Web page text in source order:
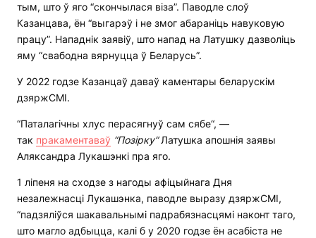
тым, што ў яго “скончылася віза”. Паводле слоў
Казанцава, ён “выгарэў і не змог абараніць навуковую
працу”. Нападнік заявіў, што напад на Латушку дазволіць
яму “свабодна вярнуцца ў Беларусь”.
У 2022 годзе Казанцаў даваў каментары беларускім
дзяржСМІ.
“Паталагічны хлус перасягнуў сам сябе“, —
так пракаментаваў “Позірку”Латушка апошнія заявы
Аляксандра Лукашэнкі пра яго.
1 ліпеня на сходзе з нагоды афіцыйнага Дня
незалежнасці Лукашэнка, паводле выразу дзяржСМІ,
“падзяліўся шакавальнымі падрабязнасцямі наконт таго,
што магло адбыцца, калі б у 2020 годзе ён асабіста не